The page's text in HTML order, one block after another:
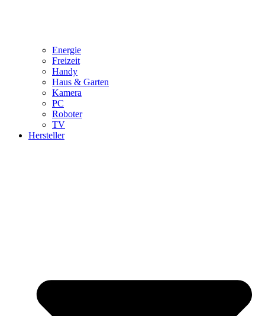
Energie
Freizeit
Handy
Haus & Garten
Kamera
PC
Roboter
TV
Hersteller